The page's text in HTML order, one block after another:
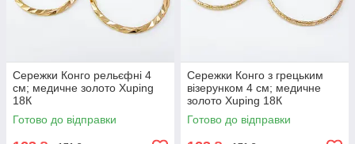
Сережки Конго рельєфні 4
см; медичне золото Xuping
18К
Готово до відправки
Сережки Конго з грецьким
візерунком 4 см; медичне
золото Xuping 18К
Готово до відправки